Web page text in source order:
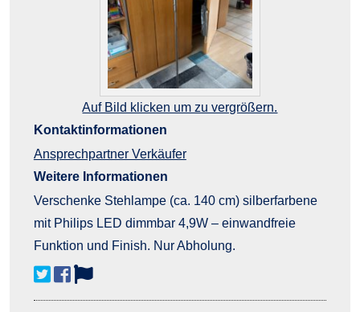
Auf Bild klicken um zu vergrößern.
Kontaktinformationen
Ansprechpartner Verkäufer
Weitere Informationen
Verschenke Stehlampe (ca. 140 cm) silberfarbene
mit Philips LED dimmbar 4,9W – einwandfreie
Funktion und Finish. Nur Abholung.